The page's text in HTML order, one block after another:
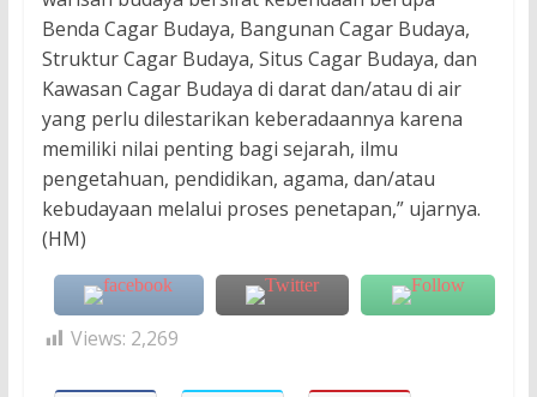
Benda Cagar Budaya, Bangunan Cagar Budaya,
Struktur Cagar Budaya, Situs Cagar Budaya, dan
Kawasan Cagar Budaya di darat dan/atau di air
yang perlu dilestarikan keberadaannya karena
memiliki nilai penting bagi sejarah, ilmu
pengetahuan, pendidikan, agama, dan/atau
kebudayaan melalui proses penetapan,” ujarnya.
(HM)
Views: 2,269